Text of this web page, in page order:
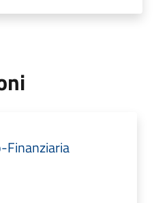
Finanziaria